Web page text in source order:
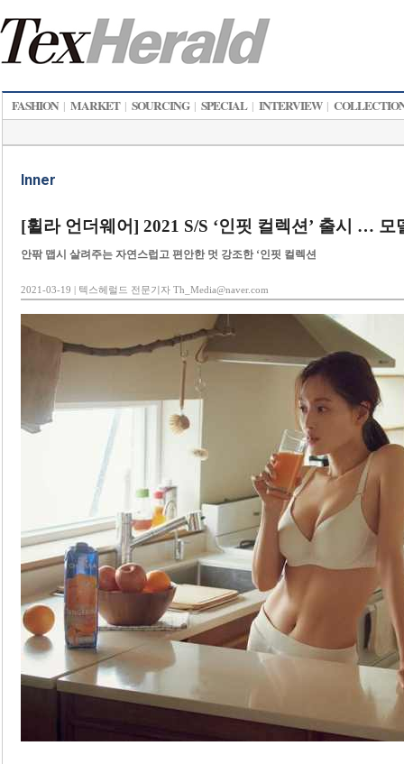
FASHION | MARKET | SOURCING | SPECIAL | INTERVIEW |
Inner
[휠라 언더웨어] 2021 S/S ‘인핏 컬렉션’ 출시 … 모
안팎 맵시 살려주는 자연스럽고 편안한 멋 강조한 ‘인핏 컬렉션
2021-03-19 | 텍스헤럴드 전문기자 Th_Media@naver.com